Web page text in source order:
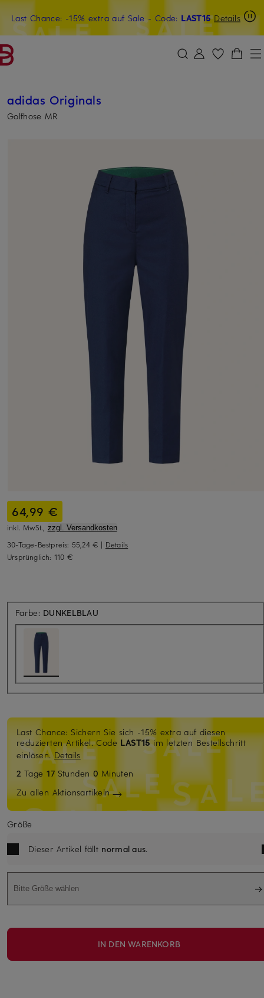
ZUM HAUPTINHALT ÜBERSPRINGEN ZUM SUCHFELD ÜBERSPRINGEN
Last Chance: -15% extra auf Sale- Code: LAST15 Details
20€-Willkommensgutschein mit Beyond sichern
adidas Originals
Golfhose MR
64,99 €
inkl. MwSt., zzgl. Versandkosten
30-Tage-Bestpreis: 55,24 € | Details
Ursprünglich: 110 €
Farbe: DUNKELBLAU
Last Chance: Sichern Sie sich -15% extra auf diesen
reduzierten Artikel. Code LAST15im letzten Bestellschritt
einlösen.Details
2 Tage17 Stunden 0 Minuten
Zu allen Aktionsartikeln
Größe
Dieser Artikel fällt normal aus.
Bitte Größe wählen
IN DEN WARENKORB